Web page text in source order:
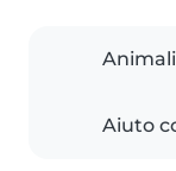
Animali
Aiuto